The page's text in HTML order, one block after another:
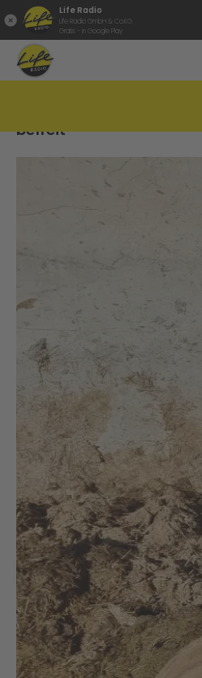
Life Radio
Life Radio GmbH & Co.KG
Gratis - in Google Play
befreit